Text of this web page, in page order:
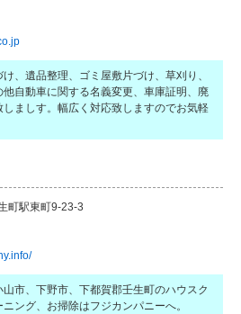
、遺品整理、ゴミ屋敷片づけ、草刈り、
自動車に関する名義変更、車庫証明、廃
ましす。幅広く対応致しますのでお気軽
町駅東町9-23-3
市、下野市、下都賀郡壬生町のハウスク
ング、お掃除はフジカンパニーへ。